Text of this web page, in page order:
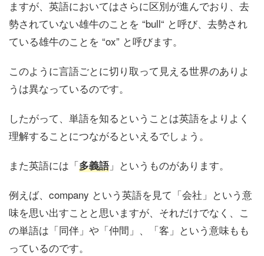
ますが、英語においてはさらに区別が進んでおり、去
勢されていない雄牛のことを “bull“ と呼び、去勢され
ている雄牛のことを “ox” と呼びます。
このように言語ごとに切り取って見える世界のありよ
うは異なっているのです。
したがって、単語を知るということは英語をよりよく
理解することにつながるといえるでしょう。
また英語には「多義語」というものがあります。
例えば、company という英語を見て「会社」という意
味を思い出すことと思いますが、それだけでなく、こ
の単語は「同伴」や「仲間」、「客」という意味もも
っているのです。